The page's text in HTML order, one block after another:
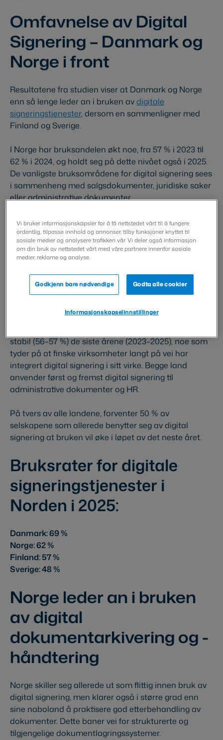
Omfavnelse av Digital
Signering – Danmark og
Norge i front
Resultatene fra studien viser at Danmark og Norge
enn så lenge leder an i bruken avdigitale
signeringstjenester, dersom en sammenligner med
Finland og Sverige.
I Norge har bruksandelen økt noe, fra 57 % i 2023 til
62 % i 2024, og holdt seg på dette nivået også i 2025.
De vanligste bruksområdene for digital signering sees
i sammenheng med salgsdokumenter, juridiske saker
eller administrative dokumenter.
Danske selskaper benytter seg aller mest av digital
signering, med en lokal bruksrate på 69 %. Blant
dokumentene som hyppigst blir signert digitalt, finner
vi administrative dokumenter, salgsavtaler og HR-
I Sverige har det tidligere blitt observert en
47 % i 2024, og en beskjeden økning til 48 % i 2025. I
stabil (56–57 %) de siste årene (2023–2025), noe som
tyder på at finske virksomheter langt på vei har
integrert digital signering i sitt virke. Begge land
anvender først og fremst digital signering til
administrative dokumenter og HR.
På tvers av alle landene, forventer 50 % av
selskapene som allerede benytter seg av digital
signering at bruken vil øke i løpet av det neste året.
Bruksrater for digitale
signeringstjenester i
Norden i 2025:
Danmark: 69 %
Norge: 62 %
Finland: 57 %
Sverige: 48 %
Norge leder an i bruken
av digital
dokumentarkivering og -
håndtering
Norge skiller seg allerede ut som flittig innen bruk av
digital signering, men klarer også i større grad enn
sine naboland å praktisere god etterbehandling av
dokumenter. Dette baner vei for strukturerte og
tilgjengelige dokumentlagringssystemer.
Vi bruker informasjonskapsler for å få nettstedet vårt til å fungere
ordentlig, tilpasse innhold og annonser, tilby funksjoner knyttet til
sosiale medier og analysere trafikken vår. Vi deler også informasjon
om din bruk av nettstedet vårt med våre partnere innenfor sosiale
medier, reklame og analyse.
Godkjenn bare nødvendige Godta alle cookier
Informasjonskapselinnstillinger